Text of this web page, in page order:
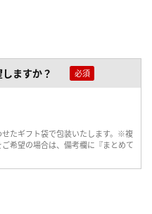
ますか？
せたギフト袋で包装いたします。※複
希望の場合は、備考欄に『まとめて